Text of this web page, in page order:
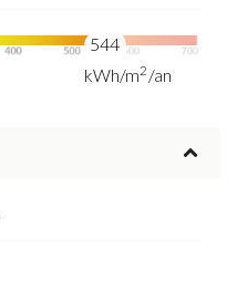
544
kWh/m2 /an